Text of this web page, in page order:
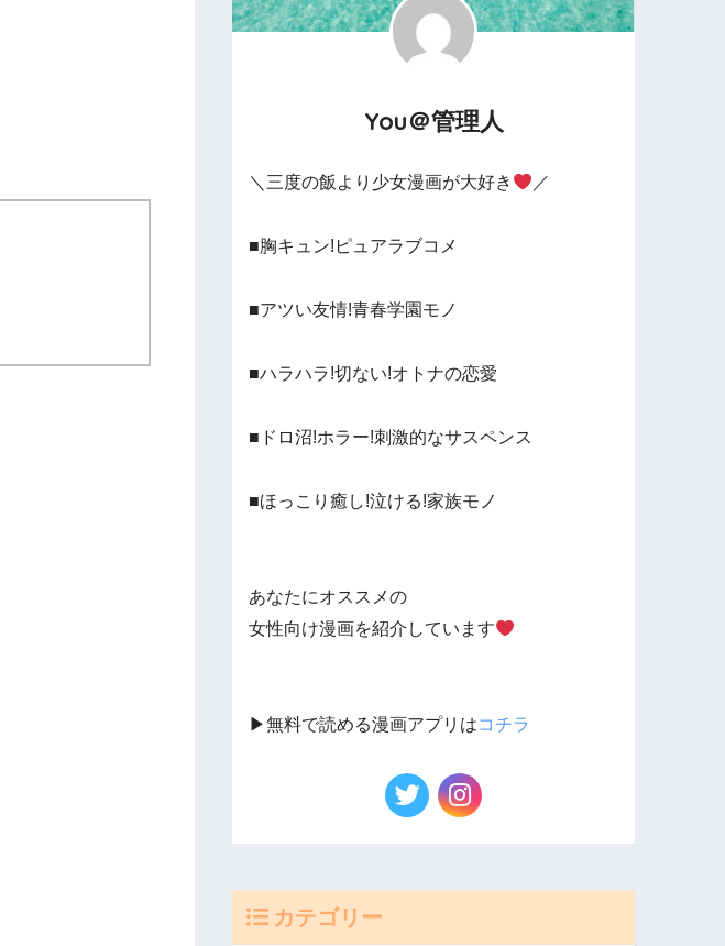
You＠管理人
＼三度の飯より少女漫画が大好き ／
■胸キュン!ピュアラブコメ
■アツい友情!青春学園モノ
■ハラハラ!切ない!オトナの恋愛
■ドロ沼!ホラー!刺激的なサスペンス
■ほっこり癒し!泣ける!家族モノ
あなたにオススメの
女性向け漫画を紹介しています
▶︎無料で読める漫画アプリはコチラ
カテゴリー